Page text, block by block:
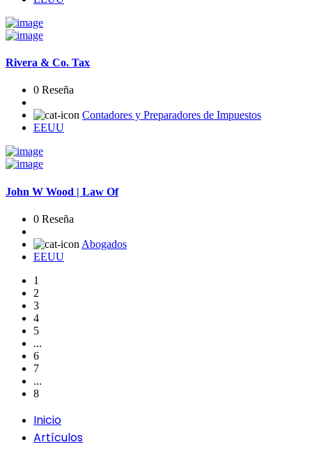
Rivera & Co. Tax
0 Reseña
Contadores y Preparadores de Impuestos
EEUU
John W Wood | Law Of
0 Reseña
Abogados
EEUU
1
2
3
4
5
...
6
7
...
8
Inicio
Artículos